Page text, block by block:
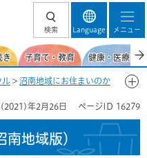
検索 Language メニュー
き 子育て・教育 健康・医療・
ル > 沼南地域にお住まいのか
年2月26日 ページID 16279
南地域版）